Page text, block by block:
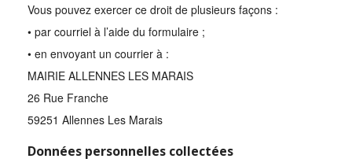
Vous pouvez exercer ce droit de plusieurs façons :
• par courriel à l’aide du formulaire ;
• en envoyant un courrier à :
MAIRIE ALLENNES LES MARAIS
26 Rue Franche
59251 Allennes Les Marais
Données personnelles collectées